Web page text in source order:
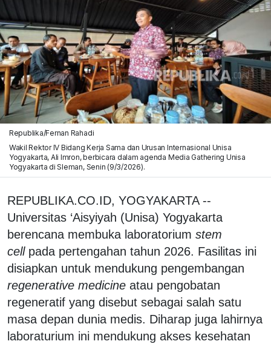
Republika/Fernan Rahadi
Wakil Rektor IV Bidang Kerja Sama dan Urusan Internasional Unisa
Yogyakarta, Ali Imron, berbicara dalam agenda Media Gathering Unisa
Yogyakarta di Sleman, Senin (9/3/2026).
REPUBLIKA.CO.ID, YOGYAKARTA --
Universitas ‘Aisyiyah (Unisa) Yogyakarta
berencana membuka laboratorium stem
cellpada pertengahan tahun 2026. Fasilitas ini
disiapkan untuk mendukung pengembangan
regenerative medicine atau pengobatan
regeneratif yang disebut sebagai salah satu
masa depan dunia medis. Diharap juga lahirnya
laboraturium ini mendukung akses kesehatan